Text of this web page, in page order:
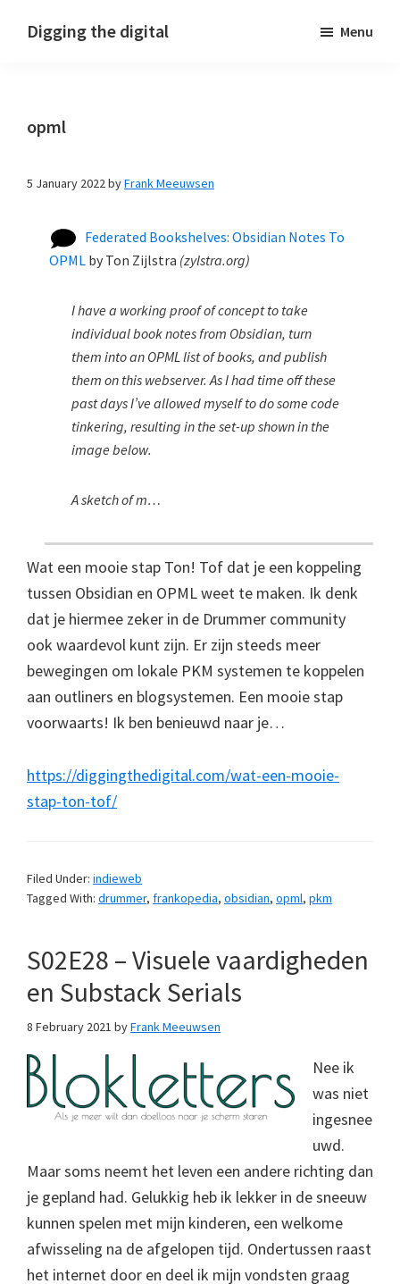
Digging the digital Menu
opml
5 January 2022byFrank Meeuwsen
Federated Bookshelves: Obsidian Notes To
OPML by Ton Zijlstra (zylstra.org)
I have a working proof of concept to take
individual book notes from Obsidian, turn
them into an OPML list of books, and publish
them on this webserver. As I had time off these
past days I’ve allowed myself to do some code
tinkering, resulting in the set-up shown in the
image below.
A sketch of m…
Wat een mooie stap Ton! Tof dat je een koppeling
tussen Obsidian en OPML weet te maken. Ik denk
dat je hiermee zeker in de Drummer community
ook waardevol kunt zijn. Er zijn steeds meer
bewegingen om lokale PKM systemen te koppelen
aan outliners en blogsystemen. Een mooie stap
voorwaarts! Ik ben benieuwd naar je…
https://diggingthedigital.com/wat-een-mooie-
stap-ton-tof/
Filed Under: indieweb
Tagged With: drummer, frankopedia, obsidian, opml, pkm
S02E28 – Visuele vaardigheden
en Substack Serials
8 February 2021 byFrank Meeuwsen
Nee ik
was niet
ingesnee
uwd.
Maar soms neemt het leven een andere richting dan
je gepland had. Gelukkig heb ik lekker in de sneeuw
kunnen spelen met mijn kinderen, een welkome
afwisseling na de afgelopen tijd. Ondertussen raast
het internet door en deel ik mijn vondsten graag